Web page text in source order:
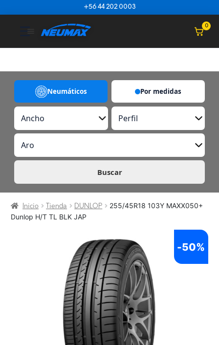
+56 44 202 0003
☰ 0
Neumáticos Por medidas
A
c
o
P
r
i
l
A
o
Buscar
Inicio Tienda DUNLOP
255/45R18 103Y MAXX050+
Dunlop H/T TL BLK JAP
-50%